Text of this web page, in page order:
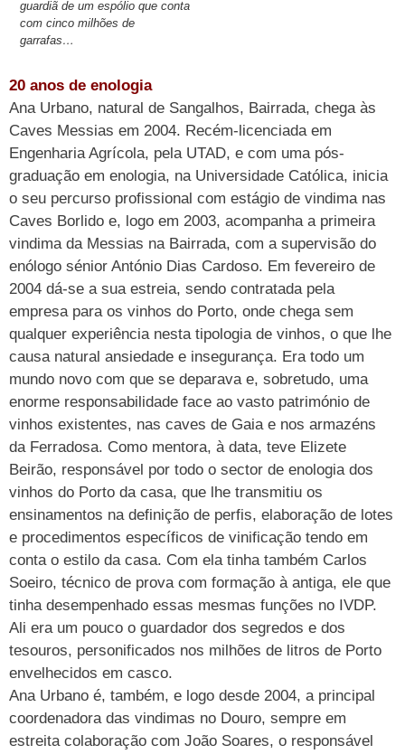
guardiã de um espólio que conta
com cinco milhões de
garrafas…
20 anos de enologia
Ana Urbano, natural de Sangalhos, Bairrada, chega às
Caves Messias em 2004. Recém-licenciada em
Engenharia Agrícola, pela UTAD, e com uma pós-
graduação em enologia, na Universidade Católica, inicia
o seu percurso profissional com estágio de vindima nas
Caves Borlido e, logo em 2003, acompanha a primeira
vindima da Messias na Bairrada, com a supervisão do
enólogo sénior António Dias Cardoso. Em fevereiro de
2004 dá-se a sua estreia, sendo contratada pela
empresa para os vinhos do Porto, onde chega sem
qualquer experiência nesta tipologia de vinhos, o que lhe
causa natural ansiedade e insegurança. Era todo um
mundo novo com que se deparava e, sobretudo, uma
enorme responsabilidade face ao vasto património de
vinhos existentes, nas caves de Gaia e nos armazéns
da Ferradosa. Como mentora, à data, teve Elizete
Beirão, responsável por todo o sector de enologia dos
vinhos do Porto da casa, que lhe transmitiu os
ensinamentos na definição de perfis, elaboração de lotes
e procedimentos específicos de vinificação tendo em
conta o estilo da casa. Com ela tinha também Carlos
Soeiro, técnico de prova com formação à antiga, ele que
tinha desempenhado essas mesmas funções no IVDP.
Ali era um pouco o guardador dos segredos e dos
tesouros, personificados nos milhões de litros de Porto
envelhecidos em casco.
Ana Urbano é, também, e logo desde 2004, a principal
coordenadora das vindimas no Douro, sempre em
estreita colaboração com João Soares, o responsável